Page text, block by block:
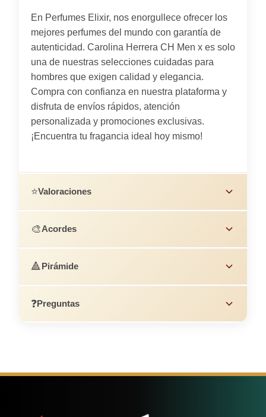
En Perfumes Elixir, nos enorgullece ofrecer los
mejores perfumes del mundo con garantía de
autenticidad. Carolina Herrera CH Men x es solo
una de nuestras selecciones cuidadas para
hombres que exigen calidad y elegancia.
Compra con confianza en nuestra plataforma y
disfruta de envíos rápidos, atención
personalizada y promociones exclusivas.
¡Encuentra tu fragancia ideal hoy mismo!
⭐Valoraciones
🎨Acordes
🔺Pirámide
❓Preguntas